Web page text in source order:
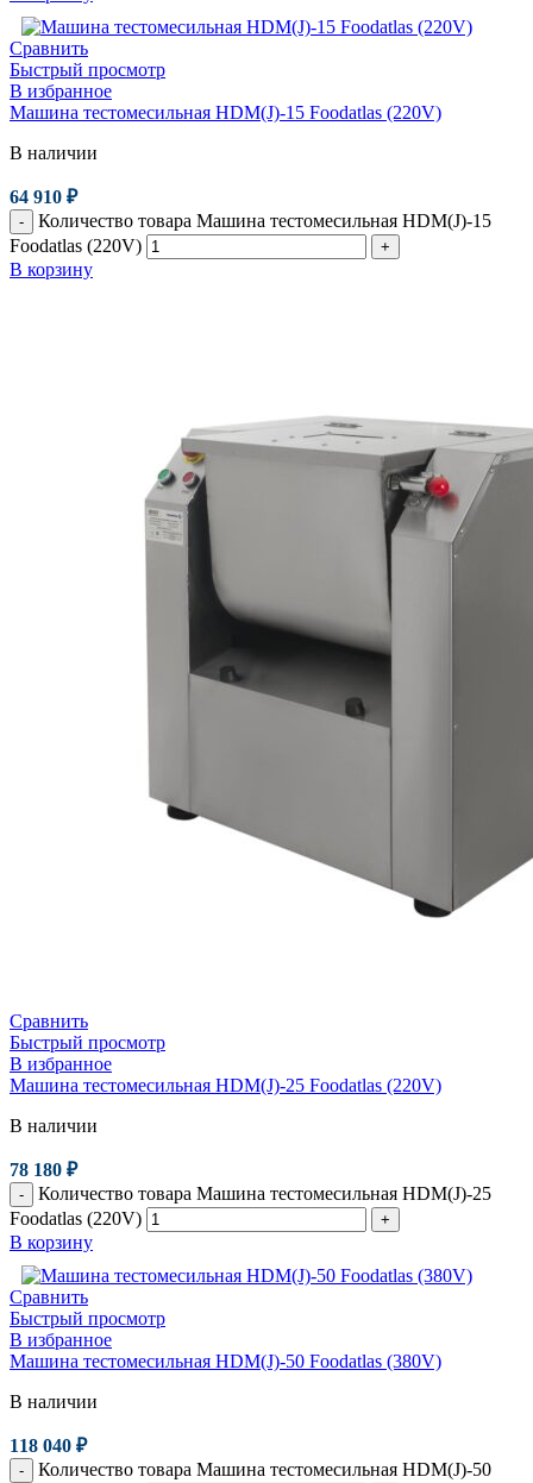
Сравнить
Быстрый просмотр
В избранное
Машина тестомесильная HDM(J)-15 Foodatlas (220V)
В наличии
64 910 ₽
-
Количество товара Машина тестомесильная HDM(J)-15
Foodatlas (220V)
+
В корзину
Сравнить
Быстрый просмотр
В избранное
Машина тестомесильная HDM(J)-25 Foodatlas (220V)
В наличии
78 180 ₽
-
Количество товара Машина тестомесильная HDM(J)-25
Foodatlas (220V)
+
В корзину
Сравнить
Быстрый просмотр
В избранное
Машина тестомесильная HDM(J)-50 Foodatlas (380V)
В наличии
118 040 ₽
-
Количество товара Машина тестомесильная HDM(J)-50